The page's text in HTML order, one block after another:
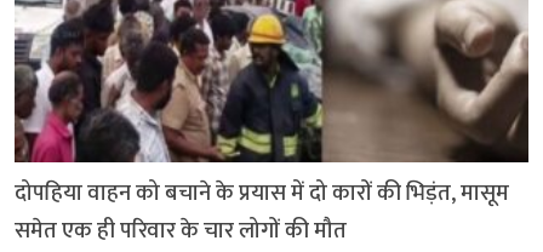
दोपहिया वाहन को बचाने के प्रयास में दो कारों की भिड़ंत, मासूम
समेत एक ही परिवार के चार लोगों की मौत